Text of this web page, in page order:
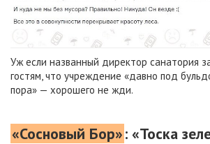
Уж если названный директор санатория
гостям, что учреждение «давно под
пора» — хорошего не жди.
«Сосновый Бор»: «Тоска